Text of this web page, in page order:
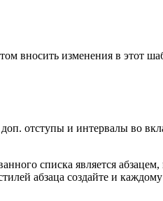
вносить изменения в этот
отступы и интервалы во
списка является
абзаца создайте и